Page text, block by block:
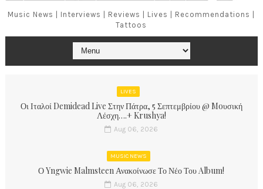
Music News | Interviews | Reviews | Lives | Recommendations |
Tattoos
LIVES
Οι Ιταλοί Demidead Live Στην Πάτρα, 5 Σεπτεμβρίου @ Moυσική
Λέσχη….+ Krushya!
Aug 06, 2026
MUSIC NEWS
Ο Yngwie Malmsteen Ανακοίνωσε Το Νέο Του Album!
Aug 06, 2026